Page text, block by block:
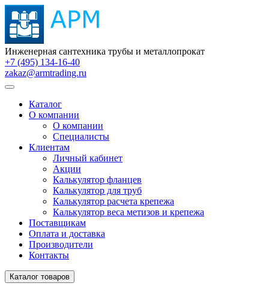
Инженерная сантехника трубы и металлопрокат
+7 (495) 134-16-40
zakaz@armtrading.ru
Каталог
О компании
О компании
Специалисты
Клиентам
Личный кабинет
Акции
Калькулятор фланцев
Калькулятор для труб
Калькулятор расчета крепежа
Калькулятор веса метизов и крепежа
Поставщикам
Оплата и доставка
Производители
Контакты
Каталог товаров